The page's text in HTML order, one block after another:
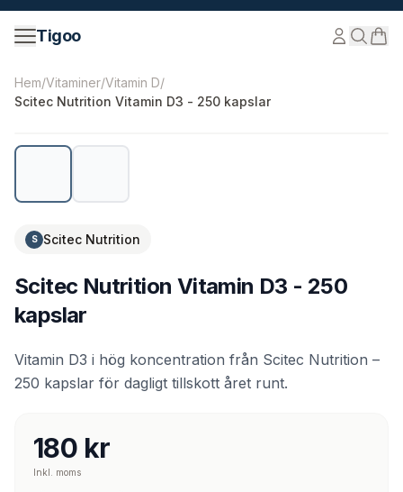
Hoppa till innehåll
Tigoo
©2026Nutri Nordic AB.
Hem/Vitaminer/Vitamin D/
Scitec Nutrition Vitamin D3 - 250 kapslar
S Scitec Nutrition
Scitec Nutrition Vitamin D3 - 250
kapslar
Vitamin D3 i hög koncentration från Scitec Nutrition –
250 kapslar för dagligt tillskott året runt.
180 kr
Inkl. moms